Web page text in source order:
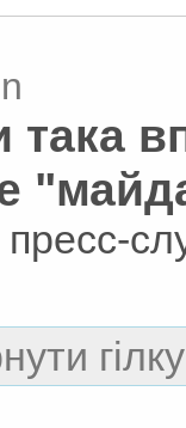
така